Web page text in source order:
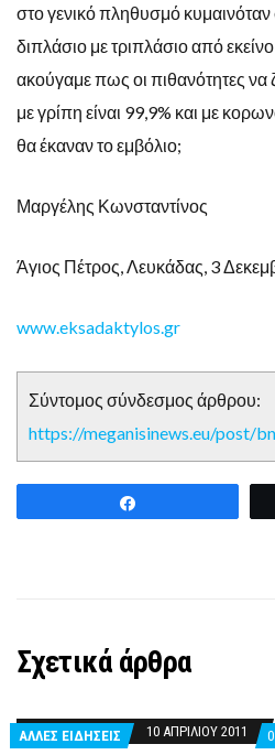
στο γενικό πληθυσμό
διπλάσιο με τριπλάσιο από
ακούγαμε πως οι πιθανότητες
με γρίπη είναι 99,9% και με
θα έκαναν το εμβόλιο;
Μαργέλης Κωνσταντίνος
Άγιος Πέτρος, Λευκάδας, 3
www.eksadaktylos.gr
Σύντομος σύνδεσμος άρθρου:
https://meganisinews.eu/post/
Σχετικά άρθρα
ΑΛΛΕΣ ΕΙΔΗΣΕΙΣ 10 ΑΠΡΙΛΊΟΥ 2011 0